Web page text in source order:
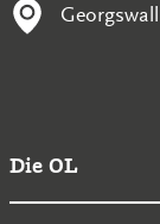
Die OL